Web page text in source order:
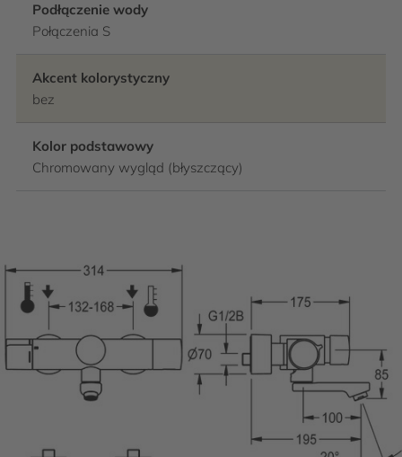
Podłączenie wody
Połączenia S
Akcent kolorystyczny
bez
Kolor podstawowy
Chromowany wygląd (błyszczący)